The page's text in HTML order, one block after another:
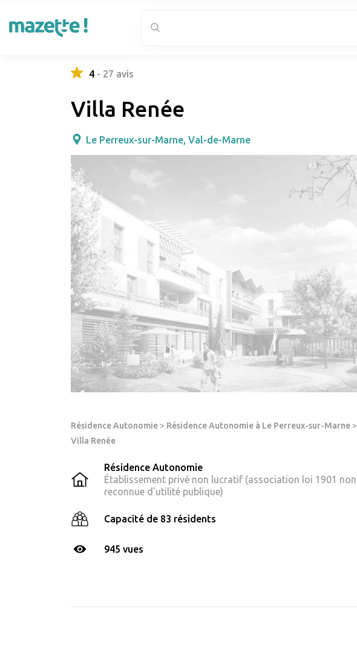
4 - 27 avis
Villa Renée
Le Perreux-sur-Marne, Val-de-Marne
Résidence Autonomie > Résidence Autonomie à Le Perreux-sur-Marne >
Villa Renée
Résidence Autonomie
Établissement privé non lucratif (association loi 1901 non
reconnue d'utilité publique)
Capacité de 83 résidents
945 vues